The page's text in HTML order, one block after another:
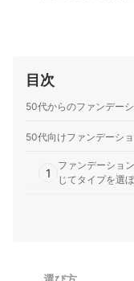
が経ってもツヤ
目次
50代からのファンデー
50代向けファンデーシ
1
ファンデーショ
じてタイプを選
50代向けファンデーシ
自然に仕上げるには色